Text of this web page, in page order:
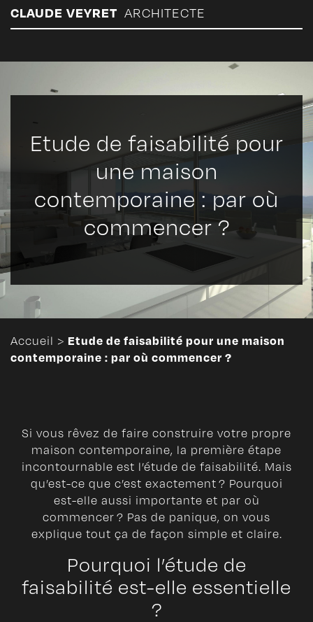
CLAUDE VEYRET ARCHITECTE
Etude de faisabilité pour
une maison
contemporaine : par où
commencer ?
Accueil > Etude de faisabilité pour une maison
contemporaine : par où commencer ?
Si vous rêvez de faire construire votre propre
maison contemporaine, la première étape
incontournable est l’étude de faisabilité. Mais
qu’est-ce que c’est exactement ? Pourquoi
est-elle aussi importante et par où
commencer ? Pas de panique, on vous
explique tout ça de façon simple et claire.
Pourquoi l’étude de
faisabilité est-elle essentielle
?
Panneau de gestion des cookies